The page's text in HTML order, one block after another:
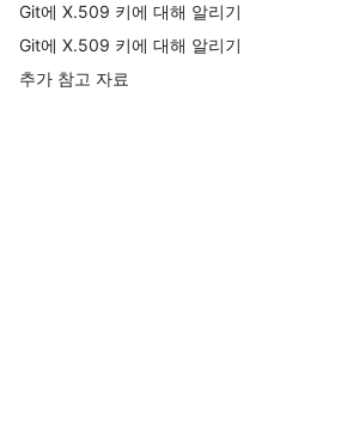
Git에 X.509 키에 대해 알리기
Git에 X.509 키에 대해 알리기
추가 참고 자료